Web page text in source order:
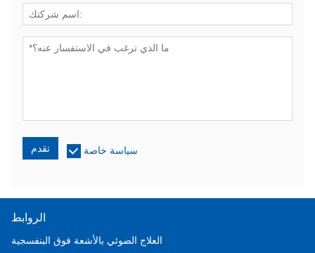
تقدم سياسة خاصة
الروابط
العلاج الضوئي بالأشعة فوق البنفسجية